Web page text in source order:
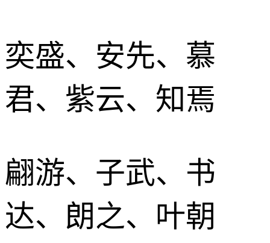
奕盛、安先、慕
君、紫云、知焉
翩游、子武、书
达、朗之、叶朝